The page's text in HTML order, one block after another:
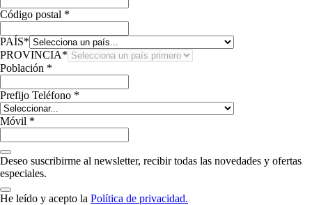
Código postal *
PAÍS*
PROVINCIA*
Población *
Prefijo Teléfono *
Móvil *
Deseo suscribirme al newsletter, recibir todas las novedades y ofertas
especiales.
He leído y acepto la Política de privacidad.